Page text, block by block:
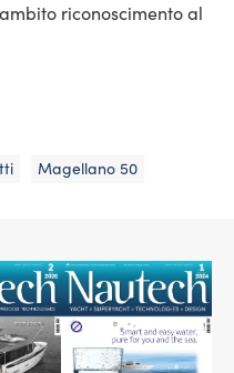
riconoscimento al
Magellano 50